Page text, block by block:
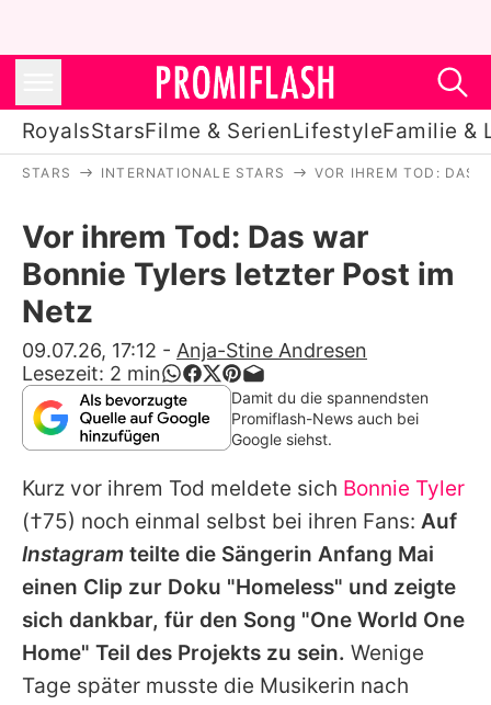
RoyalsStarsFilme & SerienLifestyleFamilie &
Stars
Filme & Serien
Lifestyle
Familie & Liebe
Promiflash Exklusiv
Alle Themen auf Promiflash
Jobs
App runterladen
Team
Redaktionelle Richtlinien
STARS INTERNATIONALE STARS VOR IHREM TOD: DAS
Vor ihrem Tod: Das war
Bonnie Tylers letzter Post im
Netz
09.07.26, 17:12 - Anja-Stine Andresen
Lesezeit: 2 min
Damit du die spannendsten
Promiflash-News auch bei
Google siehst.
Kurz vor ihrem Tod meldete sich Bonnie Tyler
(†75) noch einmal selbst bei ihren Fans: Auf
Instagram teilte die Sängerin Anfang Mai
einen Clip zur Doku "Homeless" und zeigte
sich dankbar, für den Song "One World One
Home" Teil des Projekts zu sein. Wenige
Tage später musste die Musikerin nach